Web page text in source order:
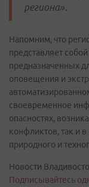
региона».
Напомним, что
представляет
предназначенных
оповещения и
своевременное
опасностях,
конфликтов, так и в
природного и
Новости
Подписывайтесь